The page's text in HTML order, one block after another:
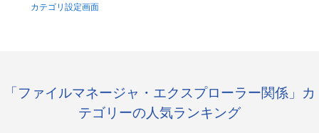
カテゴリ設定画面
「ファイルマネージャ・エクスプローラー関係」カ
テゴリーの人気ランキング